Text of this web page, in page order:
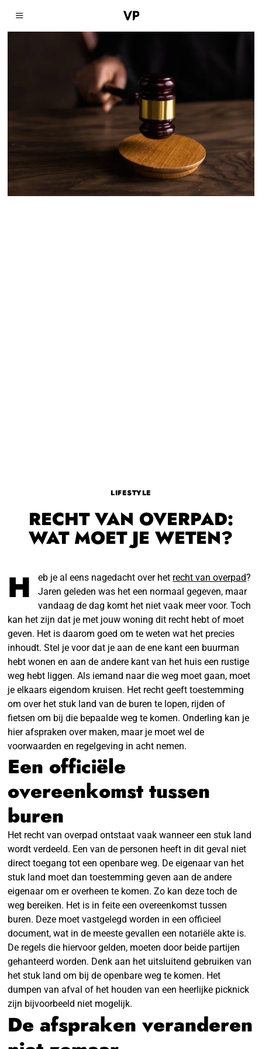
LIFESTYLE
RECHT VAN OVERPAD:
WAT MOET JE WETEN?
H eb je al eens nagedacht over het recht van overpad?
Jaren geleden was het een normaal gegeven, maar
vandaag de dag komt het niet vaak meer voor. Toch
kan het zijn dat je met jouw woning dit recht hebt of moet
geven. Het is daarom goed om te weten wat het precies
inhoudt. Stel je voor dat je aan de ene kant een buurman
hebt wonen en aan de andere kant van het huis een rustige
weg hebt liggen. Als iemand naar die weg moet gaan, moet
je elkaars eigendom kruisen. Het recht geeft toestemming
om over het stuk land van de buren te lopen, rijden of
fietsen om bij die bepaalde weg te komen. Onderling kan je
hier afspraken over maken, maar je moet wel de
voorwaarden en regelgeving in acht nemen.
Een officiële
overeenkomst tussen
buren
Het recht van overpad ontstaat vaak wanneer een stuk land
wordt verdeeld. Een van de personen heeft in dit geval niet
direct toegang tot een openbare weg. De eigenaar van het
stuk land moet dan toestemming geven aan de andere
eigenaar om er overheen te komen. Zo kan deze toch de
weg bereiken. Het is in feite een overeenkomst tussen
buren. Deze moet vastgelegd worden in een officieel
document, wat in de meeste gevallen een notariële akte is.
De regels die hiervoor gelden, moeten door beide partijen
gehanteerd worden. Denk aan het uitsluitend gebruiken van
het stuk land om bij de openbare weg te komen. Het
dumpen van afval of het houden van een heerlijke picknick
zijn bijvoorbeeld niet mogelijk.
De afspraken veranderen